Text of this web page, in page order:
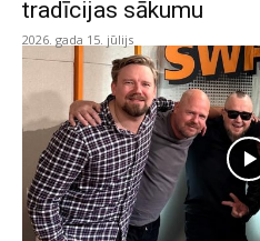
tradīcijas sākumu
2026. gada 15. jūlijs